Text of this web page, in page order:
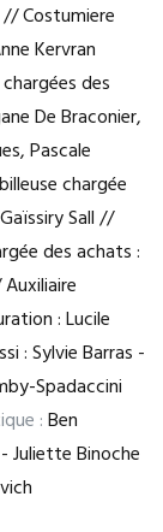
Costumiere
Kervran
des
De Braconier,
Pascale
chargée
Sall //
des achats :
: Lucile
: Sylvie Barras -
Spadaccini
:Ben
Juliette Binoche